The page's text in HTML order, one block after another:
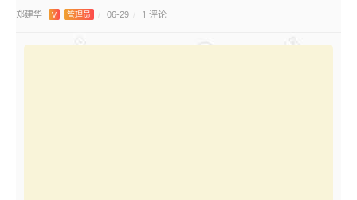
郑建华 V 管理员 06-29 1 评论